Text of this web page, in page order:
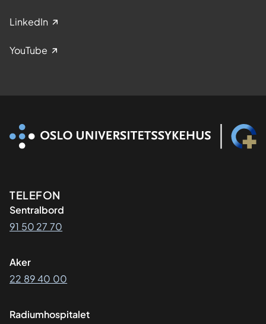
LinkedIn
YouTube
Kontaktinformasjon
TELEFON
Sentralbord
91 50 27 70
Aker
22 89 40 00
Radiumhospitalet